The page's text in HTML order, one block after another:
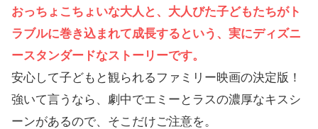
おっちょこちょいな大人と、大人びた子どもたちがト
ラブルに巻き込まれて成長するという、実にディズニ
ースタンダードなストーリーです。
安心して子どもと観られるファミリー映画の決定版！
強いて言うなら、劇中でエミーとラスの濃厚なキスシ
ーンがあるので、そこだけご注意を。